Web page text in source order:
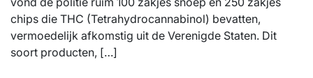
chips die THC (Tetrahydrocannabinol) bevatten,
vermoedelijk afkomstig uit de Verenigde Staten. Dit
soort producten, […]